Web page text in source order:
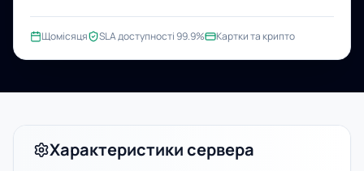
Щомісяця SLA доступності 99.9% Картки та крипто
Характеристики сервера